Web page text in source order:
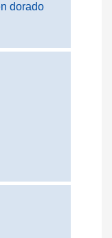
dorado